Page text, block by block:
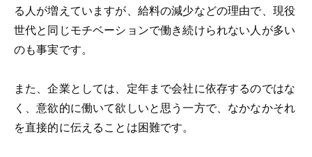
る人が増えていますが、給料の減少などの理由で、現役
世代と同じモチベーションで働き続けられない人が多い
のも事実です。
また、企業としては、定年まで会社に依存するのではな
く、意欲的に働いて欲しいと思う一方で、なかなかそれ
を直接的に伝えることは困難です。